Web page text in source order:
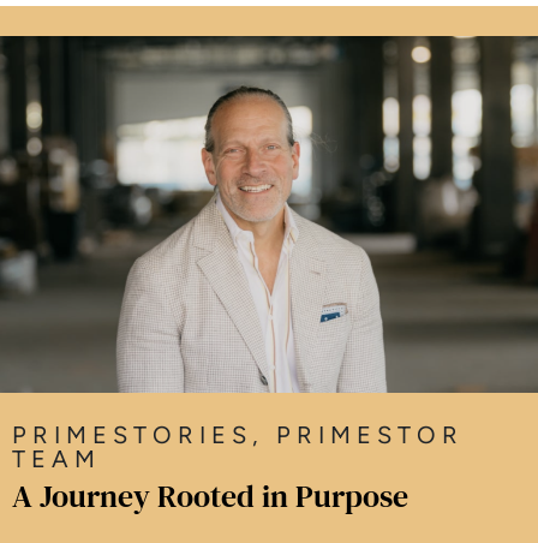
PRIMESTORIES , PRIMESTOR
TEAM
A Journey Rooted in Purpose